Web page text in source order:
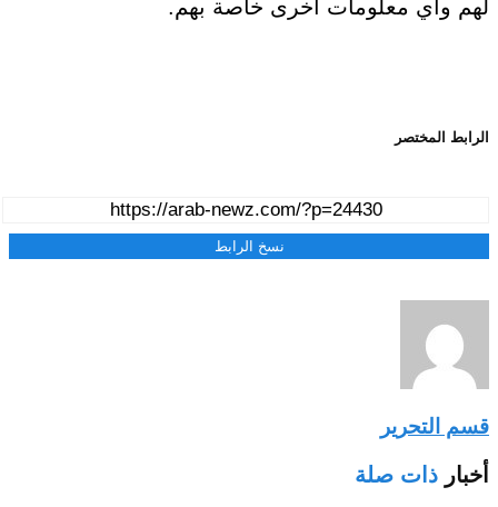
لهم وأي معلومات أخرى خاصة بهم.
الرابط المختصر
نسخ الرابط
قسم التحرير
أخبار ذات صلة